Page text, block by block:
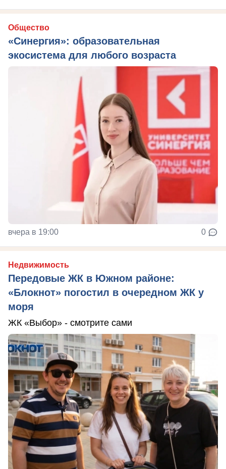
Общество
«Синергия»: образовательная
экосистема для любого возраста
вчера в 19:00 0
Недвижимость
Передовые ЖК в Южном районе:
«Блокнот» погостил в очередном ЖК у
моря
ЖК «Выбор» - смотрите сами